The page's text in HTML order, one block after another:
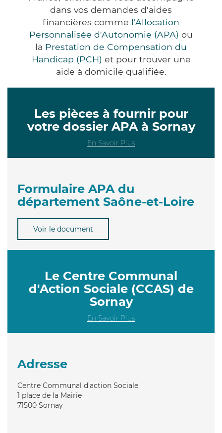
dans vos demandes d'aides
financières comme l'Allocation
Personnalisée d'Autonomie (APA) ou
la Prestation de Compensation du
Handicap (PCH) et pour trouver une
aide à domicile qualifiée.
Les pièces à fournir pour
votre dossier APA à Sornay
En Savoir Plus
Formulaire APA du
département Saône-et-Loire
Voir le document
Le Centre Communal
d'Action Sociale (CCAS) de
Sornay
En Savoir Plus
Adresse
Centre Communal d'action Sociale
1 place de la Mairie
71500 Sornay